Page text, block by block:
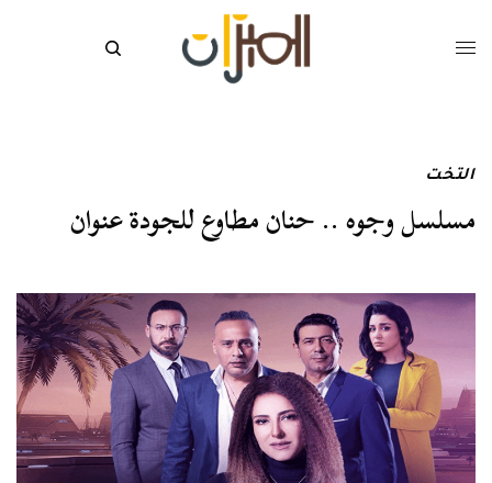
التخت
مسلسل وجوه .. حنان مطاوع للجودة عنوان